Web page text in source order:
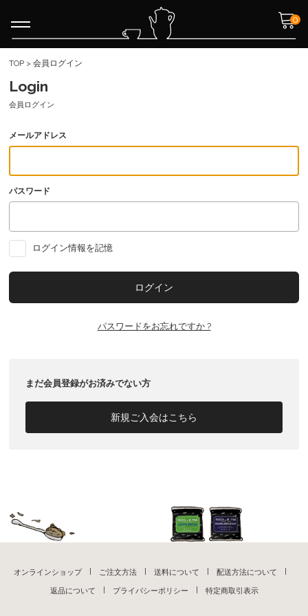
0
TOP > 会員ログイン
Login
会員ログイン
メールアドレス
パスワード
ログイン情報を記憶
パスワードをお忘れですか ?
まだ会員登録がお済みでない方
新規ご入会はこちら
オンラインショップ ご注文方法 送料について 配送方法について
返品について プライバシーポリシー 特定商取引表示